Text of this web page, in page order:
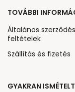
TOVÁBBI
Általános
feltételek
Szállítás és fizetés
GYAKRAN